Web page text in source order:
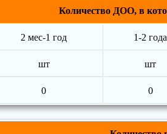
Количество ДОО, в
2 мес-1 год 1-2 года
шт шт
0 0